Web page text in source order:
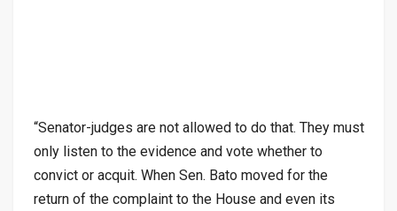
“Senator-judges are not allowed to do that. They must
only listen to the evidence and vote whether to
convict or acquit. When Sen. Bato moved for the
return of the complaint to the House and even its